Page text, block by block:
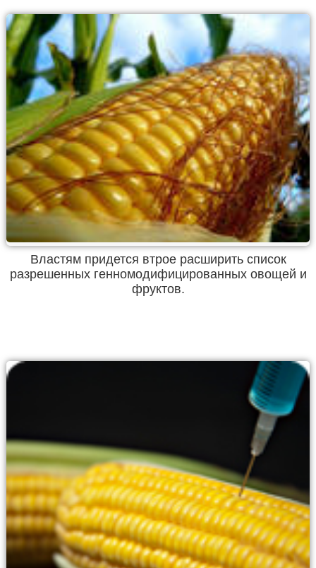
Властям придется втрое расширить список
разрешенных генномодифицированных овощей и
фруктов.